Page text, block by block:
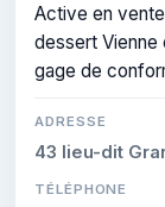
Active en
dessert Vienne
gage de
ADRESSE
43 lieu-dit
TÉLÉPHONE